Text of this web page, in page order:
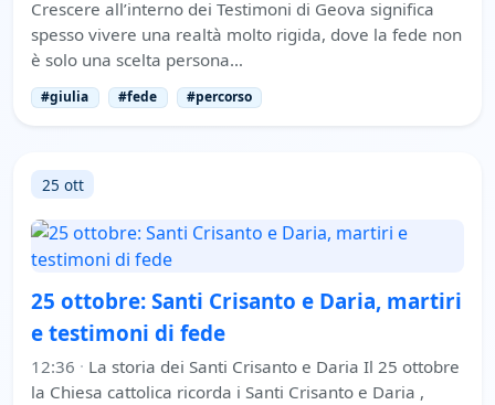
Crescere all’interno dei Testimoni di Geova significa
spesso vivere una realtà molto rigida, dove la fede non
è solo una scelta persona…
#giulia #fede #percorso
25 ott
25 ottobre: Santi Crisanto e Daria, martiri
e testimoni di fede
12:36 · La storia dei Santi Crisanto e Daria Il 25 ottobre
la Chiesa cattolica ricorda i Santi Crisanto e Daria ,